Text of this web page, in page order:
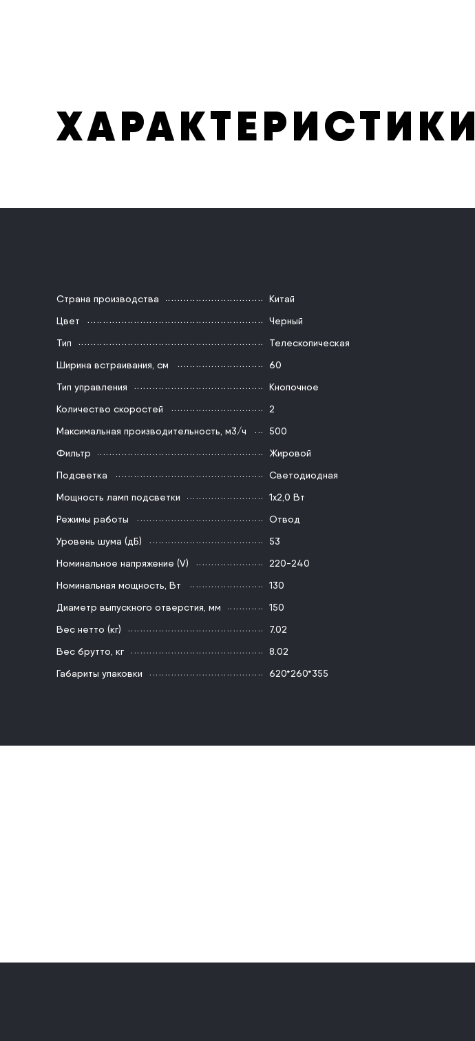
ХАРАКТЕРИСТИКИ
Страна производства
Китай
Цвет
Черный
Тип
Телескопическая
Ширина встраивания, см
60
Тип управления
Кнопочное
Количество скоростей
2
Максимальная производительность, м3/ч
500
Фильтр
Жировой
Подсветка
Светодиодная
Мощность ламп подсветки
1х2,0 Вт
Режимы работы
Отвод
Уровень шума (дБ)
53
Номинальное напряжение (V)
220-240
Номинальная мощность, Вт
130
Диаметр выпускного отверстия, мм
150
Вес нетто (кг)
7.02
Вес брутто, кг
8.02
Габариты упаковки
620*260*355